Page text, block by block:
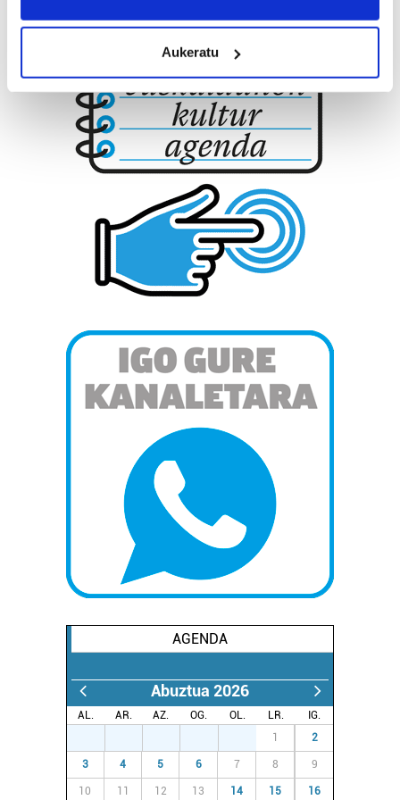
Identify your device by actively scanning it for
specific characteristics (fingerprinting)
Find out more about how your personal data is processed
and set your preferences in thedetails section .
Guk eta gure bazkideek zure datu pertsonalak
prozesatzen ditugu, zure IP zenbakia, besteak beste,
teknologia erabiliz, cookieak adibidez, iragarki eta eduki
pertsonalizatuak eskaintzeko, iragarkiak eta edukia
neurtzeko, jendeari buruzko informazioa biltzeko eta
produktuak garatzeko. Zure datuak nork eta zertarako
erabiltzen dituen hauta dezakezu.
Bazkide batzuek ez dizute baimenik eskatzen, eta beren
interes komertzial legitimoetan babesten dira. Ikusi gure
duten interes legitimoa eta horren aurka nola egin
Lortu zure datu pertsonalak prozesatzeko moduari
buruzko informazio gehiago eta ezarri zure lehentasunak
datuen atalean. Edozein unetan alda edo ken dezakezu
zure baimena Cookieen adierazpenean.
Webgune honek cookie propioak eta hirugarrenen cookie-
fitxategiak erabiltzen ditu. Zure esperientzia eta
baliatzen gara. Ohar hau onartuz gero, teknologia hori
Aukeratu
AGENDA
Abuztua 2026
AL. AR. AZ. OG. OL. LR.
IG.
1 2
3 4 5 6 7 8 9
10 11 12 13 14 15 16